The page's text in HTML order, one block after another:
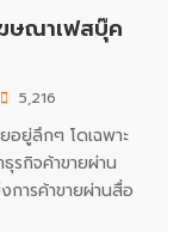
ษณาเฟสบุ๊ค
5,216
อยู่ลึกๆ โดเฉพาะ
รกิจค้าขายผ่าน
การค้าขายผ่านสื่อ